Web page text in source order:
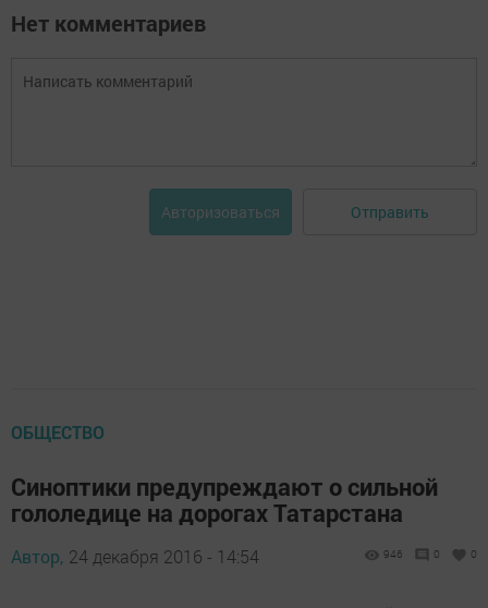
Нет комментариев
Авторизоваться Отправить
ОБЩЕСТВО
Синоптики предупреждают о сильной
гололедице на дорогах Татарстана
Автор, 24 декабря 2016 - 14:54 946 0 0